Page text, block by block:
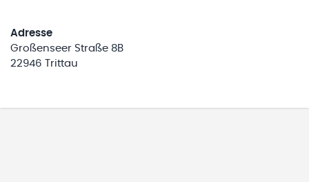
Adresse
Großenseer Straße 8B
22946 Trittau